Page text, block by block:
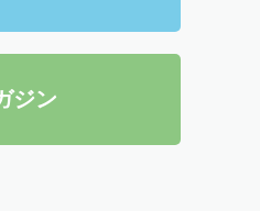
ジン